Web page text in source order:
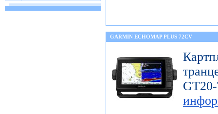
GARMIN ECHOMAP PLUS 72CV